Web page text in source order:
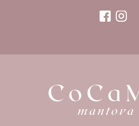
a
a